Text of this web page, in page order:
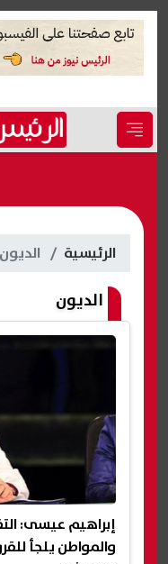
الرئيسية الديون
الديون
إبراهيم عيسى:
والمواطن يلجأ